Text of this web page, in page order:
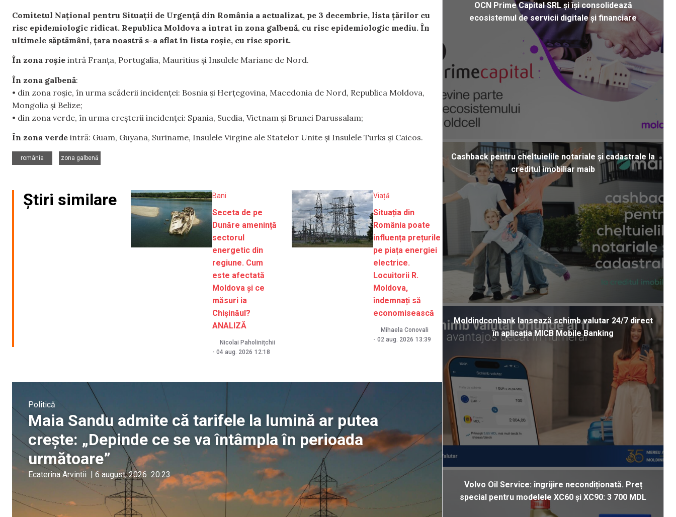
Comitetul Naţional pentru Situaţii de Urgenţă din România a actualizat, pe 3 decembrie, lista țărilor cu
risc epidemiologic ridicat. Republica Moldova a intrat în zona galbenă, cu risc epidemiologic mediu. În
ultimele săptămâni, țara noastră s-a aflat în lista roșie, cu risc sporit.
În zona roșie intră Franța, Portugalia, Mauritius și Insulele Mariane de Nord.
În zona galbenă:
• din zona roșie, în urma scăderii incidenței: Bosnia și Herțegovina, Macedonia de Nord, Republica Moldova,
Mongolia și Belize;
• din zona verde, în urma creșterii incidenței: Spania, Suedia, Vietnam și Brunei Darussalam;
În zona verde intră: Guam, Guyana, Suriname, Insulele Virgine ale Statelor Unite și Insulele Turks și Caicos.
românia
zona galbenă
Știri similare Bani
Seceta de pe
Dunăre amenință
sectorul
energetic din
regiune. Cum
este afectată
Moldova și ce
măsuri ia
Chișinăul?
ANALIZĂ
Nicolai Paholinițchii
- 04 aug. 2026 12:18
Viață
Situația din
România poate
influența prețurile
pe piața energiei
electrice.
Locuitorii R.
Moldova,
îndemnați să
economisească
Mihaela Conovali
- 02 aug. 2026 13:39
Politică
Maia Sandu admite că tarifele la lumină ar putea
crește: „Depinde ce se va întâmpla în perioada
următoare”
Ecaterina Arvintii | 6 august, 2026 20:23
OCN Prime Capital SRL și își consolidează
ecosistemul de servicii digitale și financiare
Cashback pentru cheltuielile notariale și cadastrale la
creditul imobiliar maib
Moldindconbank lansează schimb valutar 24/7 direct
în aplicația MICB Mobile Banking
Volvo Oil Service: îngrijire necondiționată. Preț
special pentru modelele XC60 și XC90: 3 700 MDL